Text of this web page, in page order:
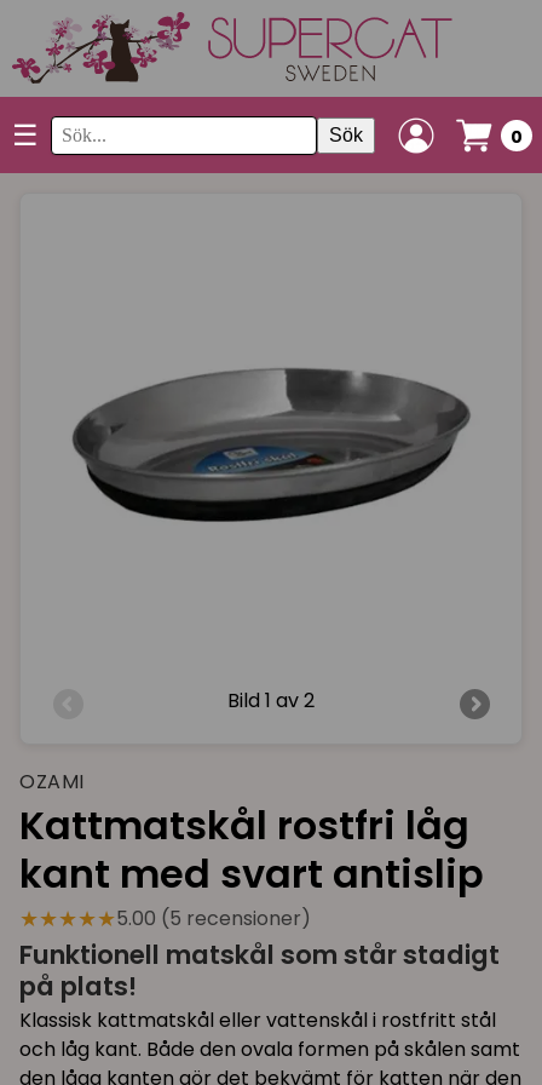
☰ Sök 0
Bild 1 av 2
OZAMI
Kattmatskål rostfri låg
kant med svart antislip
★★★★★5.00 (5 recensioner)
Funktionell matskål som står stadigt
på plats!
Klassisk kattmatskål eller vattenskål i rostfritt stål
och låg kant. Både den ovala formen på skålen samt
den låga kanten gör det bekvämt för katten när den